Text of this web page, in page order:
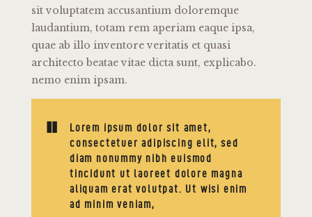
sit voluptatem accusantium doloremque
laudantium, totam rem aperiam eaque ipsa,
quae ab illo inventore veritatis et quasi
architecto beatae vitae dicta sunt, explicabo.
nemo enim ipsam.
Lorem ipsum dolor sit amet,
consectetuer adipiscing elit, sed
diam nonummy nibh euismod
tincidunt ut laoreet dolore magna
aliquam erat volutpat. Ut wisi enim
ad minim veniam,